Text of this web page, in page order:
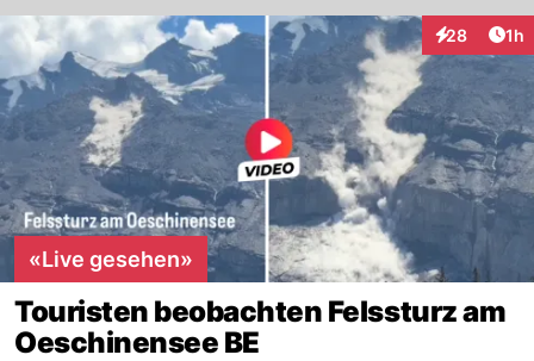
28
Interaktionen
1h
«Live gesehen»
Touristen beobachten Felssturz am
Oeschinensee BE